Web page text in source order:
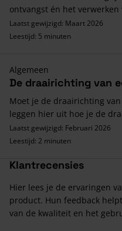
ontvangst én het verwerken
Laatst gewijzigd: Maart 2026
Leestijd: 5 minuten
Algemeen
De draairichting van
Moet je de draairichting
leggen hier uit hoe je de
Laatst gewijzigd: Februari 2026
Leestijd: 2 minuten
Klantrecensies
Hier lees je de ervaringen
product. Hun feedback
van de kwaliteit en het